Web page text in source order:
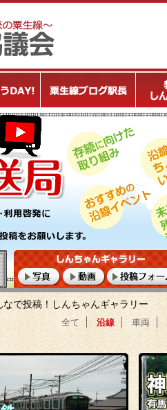
なで投稿！しんちゃんギャラリー
全て 沿線 車両